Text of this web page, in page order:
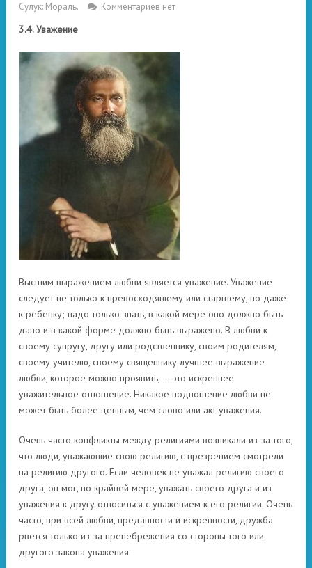
Сулук: Мораль.
Комментариев нет
3.4. Уважение
Высшим выражением любви является уважение. Уважение
следует не только к превосходящему или старшему, но даже
к ребенку; надо только знать, в какой мере оно должно быть
дано и в какой форме должно быть выражено. В любви к
своему супругу, другу или родственнику, своим родителям,
своему учителю, своему священнику лучшее выражение
любви, которое можно проявить, — это искреннее
уважительное отношение. Никакое подношение любви не
может быть более ценным, чем слово или акт уважения.
Очень часто конфликты между религиями возникали из-за того,
что люди, уважающие свою религию, с презрением смотрели
на религию другого. Если человек не уважал религию своего
друга, он мог, по крайней мере, уважать своего друга и из
уважения к другу относиться с уважением к его религии. Очень
часто, при всей любви, преданности и искренности, дружба
рвется только из-за пренебрежения со стороны того или
другого закона уважения.